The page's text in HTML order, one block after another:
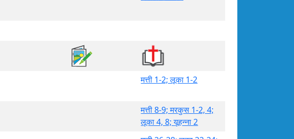
मत्ती 1-2; लूका 1-2
मत्ती 8-9; मरकुस 1-2, 4;
लूका 4, 8; यूहन्ना 2